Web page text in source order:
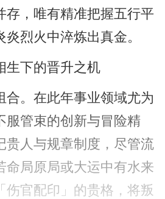
存，唯有精准把握五行平
烈火中淬炼出真金。
生下的晋升之机
合。在此年事业领域尤为
服管束的创新与冒险精
贵人与规章制度，尽管流
命局原局或大运中有水来
伤官配印」的贵格，将叛